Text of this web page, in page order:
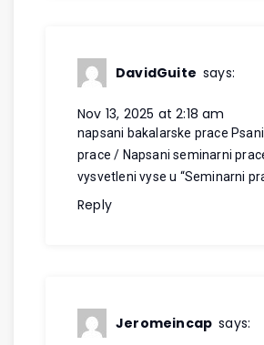
DavidGuite says:
Nov 13, 2025 at 2:18 am
napsani bakalarske prace
prace / Napsani seminarni
vysvetleni vyse u “Seminarni
Reply
Jeromeincap says: